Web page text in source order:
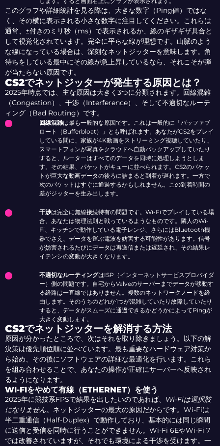
このグラフや詳細統計を見る際は、大きな数字（Ping値）ではな
く、その横に表示される小さな数字に注目してください。これらは
通常、±付きのミリ秒（ms）で表示されるか、線のギザギザ具合と
して視覚化されています。完全に平らな線が理想です。山脈のよう
な線になっている場合は、深刻なネットジッターを意味します。角
待ちをしている最中にその線が急上昇しているなら、それこそが弾
が当たらない原因です。
CS2でネットジッターが発生する原因とは？
2025年時点では、主な原因は大きく3つに分類されます。回線混雑
（Congestion）、干渉（Interference）、そして不適切なルーテ
ィング（Bad Routing）です。
回線混雑は最も一般的な原因です。これは一般的に「バッファブ
ロート（Bufferbloat）」とも呼ばれます。あなたがCS2をプレイ
している間に、家族が4K動画をストリーミング視聴していたり、
スマートフォンが写真をクラウドへ自動バックアップしていたり
すると、ルーターはすべてのデータを同時に処理しようとしま
す。その結果、パケットがキューに並べられます。CS2のパケッ
トが巨大な動画データの後ろに詰まると到着が遅れます。一方で
次のパケットはすぐに通過するかもしれません。この到着時間の
差がジッターを生み出します。
干渉は完全に無線接続特有の問題です。Wi-Fiでプレイしている場
合、あなたは物理法則と戦っているようなものです。隣人のWi-
Fi、キッチンで動作している電子レンジ、さらにはBluetooth機
器でさえ、データを運ぶ電波を妨害する可能性があります。信号
が妨害されるたびにデータは再送信または遅延され、その結果レ
イテンシの変動が大きくなります。
不適切なルーティングはISP（インターネットサービスプロバイダ
ー）側の問題です。自宅からValveのサーバーまでデータが移動す
る経路は一直線ではありません。複数のネットワークノードを経
由します。そのうちのどれか1つが混雑していたり故障していたり
すると、データがスムーズに通過できるかどうかによってPingが
大きく変動します。
CS2でネットジッターを解消する方法
原因が分かったところで、次はそれを取り除きましょう。以下の解
決策は優先順位順に並べています。最も重要なハードウェア対策か
ら始め、その後にソフトウェアの詳細な最適化を行います。これら
を組み合わせることで、あなたの操作が正確にサーバーへ反映され
るようになります。
WI-FIをやめて有線（ETHERNET）を使う
2025年に競技系FPSで結果を出したいのであれば、 Wi-Fiは選択肢
になりません。ネットジッターの最大の原因だからです。Wi-Fiは
半二重通信（Half-Duplex）で動作しており、基本的には同じ瞬間
に送信と受信を同時に行うことができません。Wi-Fi 6EやWi-Fi 7
では改善されていますが、それでも環境による干渉を受けます。一